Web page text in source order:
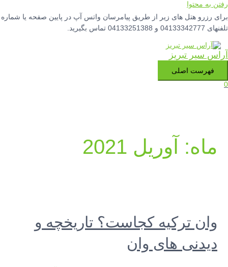
رفتن به محتوا
برای رزرو هتل های زیر از طریق پیامرسان واتس آپ در پایین صفحه یا شماره
تلفنهای 04133342777 و 04133251388 تماس بگیرید.
آراس سیر تبریز
فهرست اصلی
0
ماه: آوریل 2021
وان ترکیه کجاست؟ تاریخچه و
دیدنی های وان